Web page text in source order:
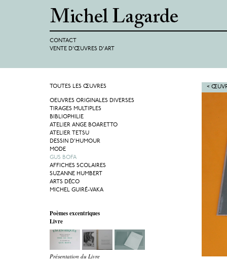
CONTACT
VENTE D'ŒUVRES D'ART
<
TOUTES LES ŒUVRES
OEUVRES ORIGINALES DIVERSES
TIRAGES MULTIPLES
BIBLIOPHILIE
ATELIER ANGE BOARETTO
ATELIER TETSU
DESSIN D'HUMOUR
MODE
GUS BOFA
AFFICHES SCOLAIRES
SUZANNE HUMBERT
ARTS DÉCO
MICHEL GUIRÉ-VAKA
Poèmes excentriques
Livre
Présentation du Livre